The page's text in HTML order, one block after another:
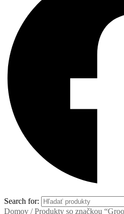
Search for:
Domov / Produkty so značkou